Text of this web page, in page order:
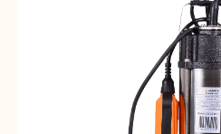
СЕЛЬХОЗТЕХНИКА
ОБОРУДОВАНИЕ